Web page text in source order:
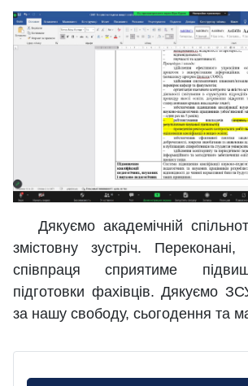
Дякуємо академічній
змістовну зустріч.
співпраця сприятиме
підготовки фахівців. Дякуємо
за нашу свободу, сьогодення та